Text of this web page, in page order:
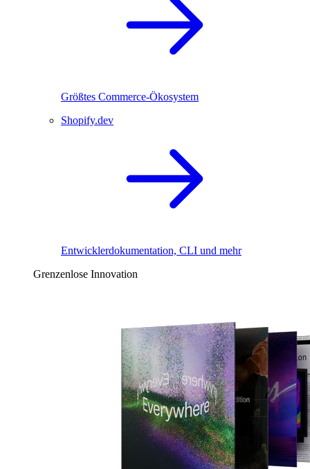
Größtes Commerce-Ökosystem
Shopify.dev
Entwicklerdokumentation, CLI und mehr
Grenzenlose Innovation